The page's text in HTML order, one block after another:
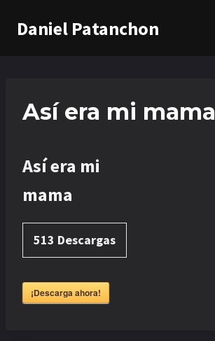
Daniel Patanchon
Así era mi mama
Así era mi
mama
513 Descargas
¡Descarga ahora!